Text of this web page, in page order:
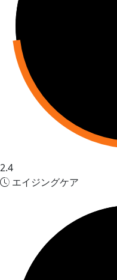
2.4
エイジングケア